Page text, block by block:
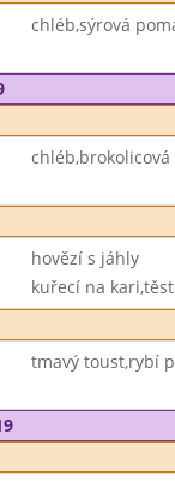
chléb,sýrová
hovězí s jáhly
kuřecí na
tmavý toust,rybí